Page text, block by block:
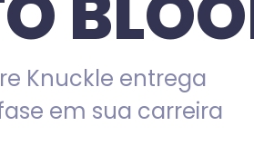
Knuckle entrega
em sua carreira